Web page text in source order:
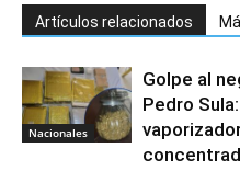
Artículos relacionados
Nacionales
Golpe al
Pedro